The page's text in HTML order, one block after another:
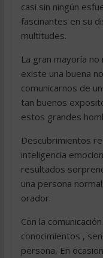
casi sin ningún
fascinantes en su
multitudes.
La gran mayoría
existe una buena
comunicarnos de
tan buenos
estos grandes
Descubrimientos
inteligencia
resultados
una persona
orador.
Con la
conocimientos ,
persona, En